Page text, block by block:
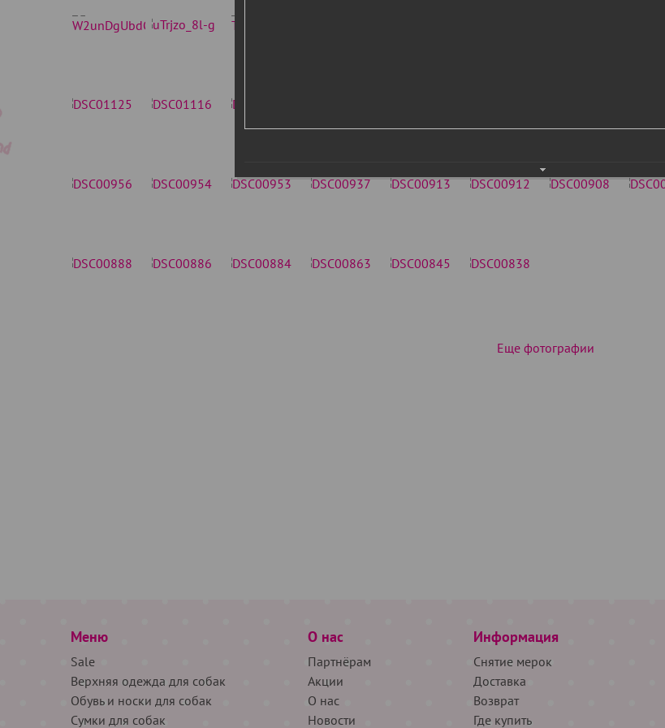
Еще фотографии
Меню
Sale
Верхняя одежда для собак
Обувь и носки для собак
Сумки для собак
О нас
Партнёрам
Акции
О нас
Новости
Информация
Снятие мерок
Доставка
Возврат
Где купить